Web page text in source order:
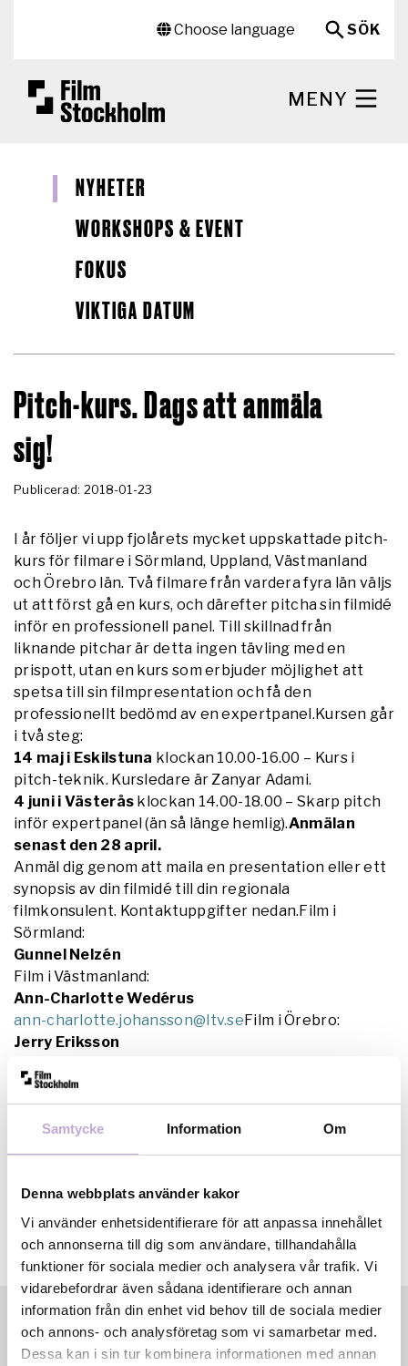
Samtycke Information Om
Denna webbplats använder kakor
Vi använder enhetsidentifierare för att anpassa innehållet
och annonserna till dig som användare, tillhandahålla
funktioner för sociala medier och analysera vår trafik. Vi
vidarebefordrar även sådana identifierare och annan
information från din enhet vid behov till de sociala medier
och annons- och analysföretag som vi samarbetar med.
Dessa kan i sin tur kombinera informationen med annan
Choose language
SÖK
MENY
NYHETER
WORKSHOPS & EVENT
FOKUS
VIKTIGA DATUM
Pitch-kurs. Dags att anmäla
sig!
Publicerad: 2018-01-23
I år följer vi upp fjolårets mycket uppskattade pitch-
kurs för filmare i Sörmland, Uppland, Västmanland
och Örebro län. Två filmare från vardera fyra län väljs
ut att först gå en kurs, och därefter pitcha sin filmidé
inför en professionell panel. Till skillnad från
liknande pitchar är detta ingen tävling med en
prispott, utan en kurs som erbjuder möjlighet att
spetsa till sin filmpresentation och få den
professionellt bedömd av en expertpanel.Kursen går
i två steg:
14 maj i Eskilstuna klockan 10.00-16.00 – Kurs i
pitch-teknik. Kursledare är Zanyar Adami.
4 juni i Västerås klockan 14.00-18.00 – Skarp pitch
inför expertpanel (än så länge hemlig).Anmälan
senast den 28 april.
Anmäl dig genom att maila en presentation eller ett
synopsis av din filmidé till din regionala
filmkonsulent. Kontaktuppgifter nedan.Film i
Sörmland:
Gunnel Nelzén
Film i Västmanland:
Ann-Charlotte Wedérus
ann-charlotte.johansson@ltv.seFilm i Örebro:
Jerry Eriksson
Louise Bown
louise.bown@lul.se